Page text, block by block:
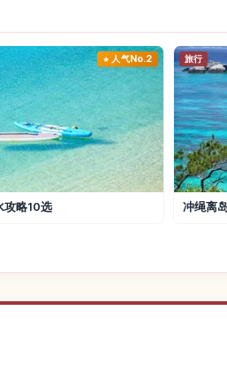
人气No.2
攻略10选
旅行
冲绳离